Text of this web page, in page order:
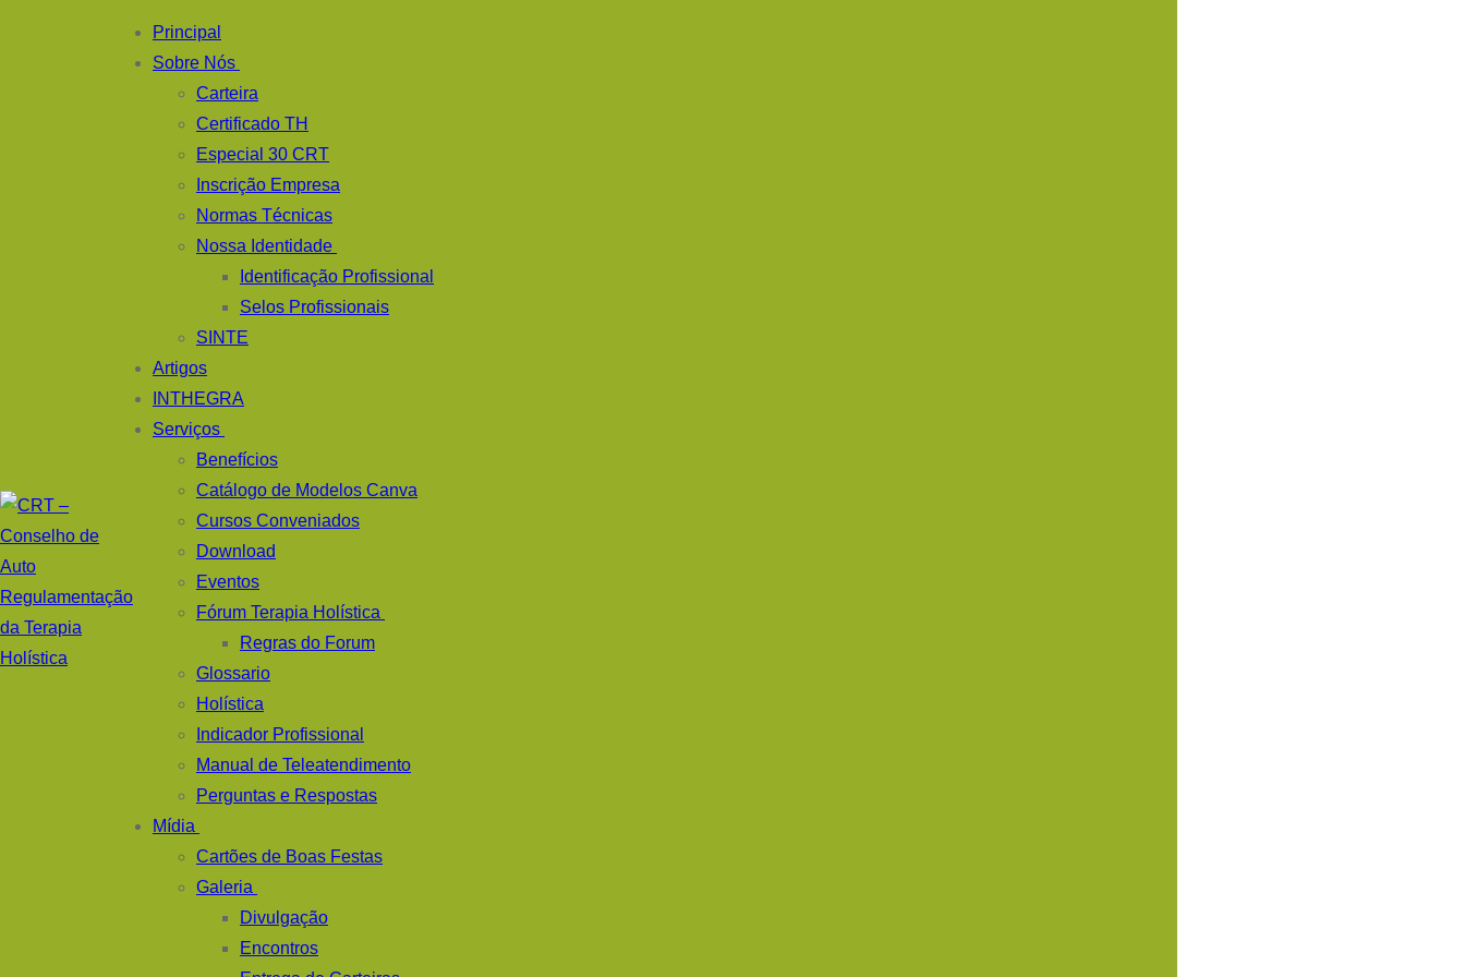
Principal
Sobre Nós
Carteira
Certificado TH
Especial 30 CRT
Inscrição Empresa
Normas Técnicas
Nossa Identidade
Identificação Profissional
Selos Profissionais
SINTE
Artigos
INTHEGRA
Serviços
Benefícios
Catálogo de Modelos Canva
Cursos Conveniados
Download
Eventos
Fórum Terapia Holística
Regras do Forum
Glossario
Holística
Indicador Profissional
Manual de Teleatendimento
Perguntas e Respostas
Mídia
Cartões de Boas Festas
Galeria
Divulgação
Encontros